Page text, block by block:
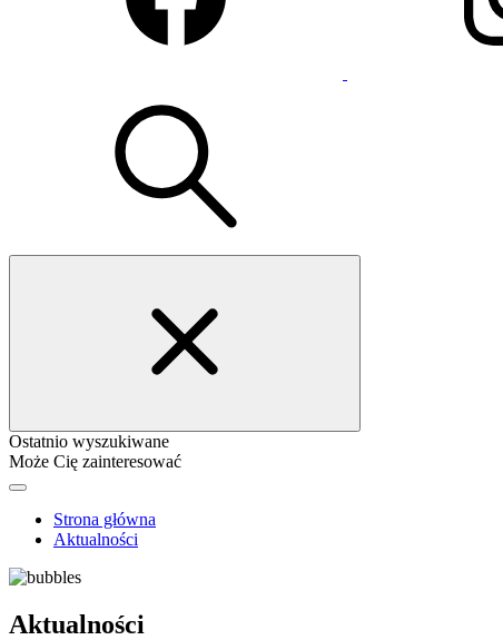
Ostatnio wyszukiwane
Może Cię zainteresować
Strona główna
Aktualności
Aktualności